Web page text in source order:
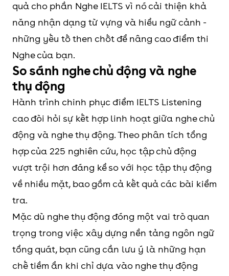
quả cho phần Nghe IELTS vì nó cải thiện khả
năng nhận dạng từ vựng và hiểu ngữ cảnh -
những yếu tố then chốt để nâng cao điểm thi
Nghe của bạn.
So sánh nghe chủ động và nghe
thụ động
Hành trình chinh phục điểm IELTS Listening
cao đòi hỏi sự kết hợp linh hoạt giữa nghe chủ
động và nghe thụ động. Theo phân tích tổng
hợp của 225 nghiên cứu, học tập chủ động
vượt trội hơn đáng kể so với học tập thụ động
về nhiều mặt, bao gồm cả kết quả các bài kiểm
tra.
Mặc dù nghe thụ động đóng một vai trò quan
trọng trong việc xây dựng nền tảng ngôn ngữ
tổng quát, bạn cũng cần lưu ý là những hạn
chế tiềm ẩn khi chỉ dựa vào nghe thụ động